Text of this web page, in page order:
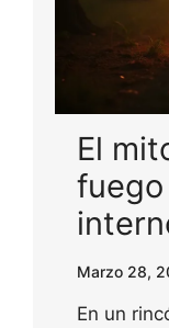
El
Marzo 28,
En un